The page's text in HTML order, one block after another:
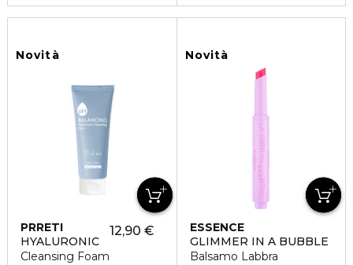
Novità
PRRETI
HYALURONIC
Cleansing Foam
12,90 €
Novità
ESSENCE
GLIMMER IN A BUBBLE
Balsamo Labbra